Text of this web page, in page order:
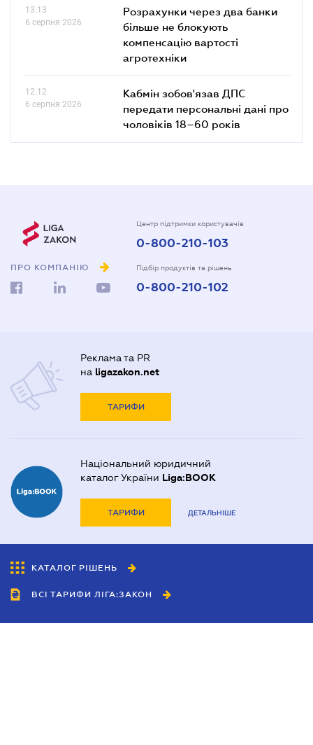
13.13
6 серпня 2026
Розрахунки через два банки
більше не блокують
компенсацію вартості
агротехніки
12.12
6 серпня 2026
Кабмін зобов'язав ДПС
передати персональні дані про
чоловіків 18–60 років
ПРО КОМПАНІЮ
Центр підтримки користувачів
0-800-210-103
Підбір продуктів та рішень
0-800-210-102
Реклама та PR
на ligazakon.net
ТАРИФИ
Національний юридичний
каталог України Liga:BOOK
ТАРИФИ ДЕТАЛЬНІШЕ
КАТАЛОГ РІШЕНЬ
ВСІ ТАРИФИ ЛІГА:ЗАКОН